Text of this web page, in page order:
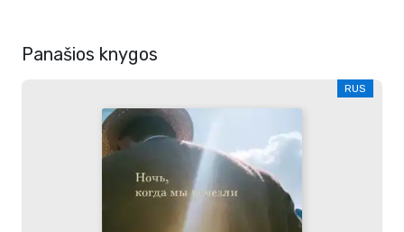
Panašios knygos
RUS